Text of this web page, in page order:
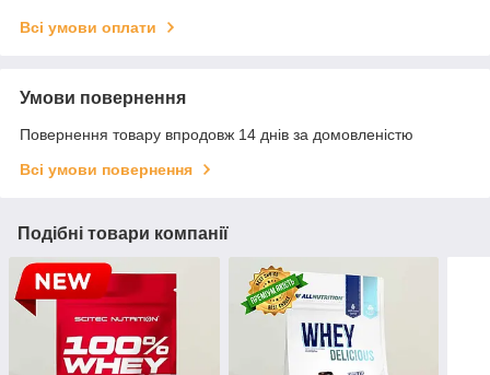
Всі умови оплати
Умови повернення
Повернення товару впродовж 14 днів за домовленістю
Всі умови повернення
Подібні товари компанії